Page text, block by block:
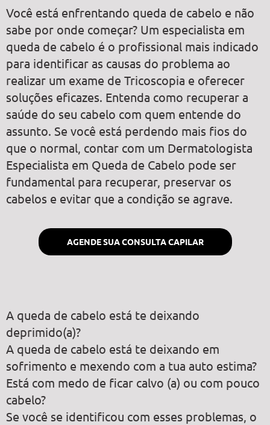
Você está enfrentando queda de cabelo e não
sabe por onde começar? Um especialista em
queda de cabelo é o profissional mais indicado
para identificar as causas do problema ao
realizar um exame de Tricoscopia e oferecer
soluções eficazes. Entenda como recuperar a
saúde do seu cabelo com quem entende do
assunto. Se você está perdendo mais fios do
que o normal, contar com um Dermatologista
Especialista em Queda de Cabelo pode ser
fundamental para recuperar, preservar os
cabelos e evitar que a condição se agrave.
AGENDE SUA CONSULTA CAPILAR
A queda de cabelo está te deixando
deprimido(a)?
A queda de cabelo está te deixando em
sofrimento e mexendo com a tua auto estima?
Está com medo de ficar calvo (a) ou com pouco
cabelo?
Se você se identificou com esses problemas, o